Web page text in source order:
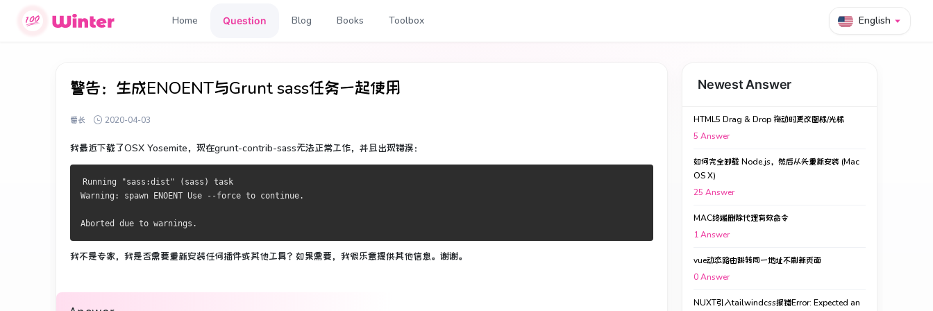
Home Question Blog Books Toolbox English
警告：生成ENOENT与Grunt sass任务一起使用
番长 2020-04-03
我最近下载了OSX Yosemite，现在grunt-contrib-sass无法正常工作，并且出现错误：
Running "sass:dist" (sass) task
Warning: spawn ENOENT Use --force to continue.
Aborted due to warnings.
我不是专家，我是否需要重新安装任何插件或其他工具？ 如果需要，我很乐意提供其他信息。 谢谢。
Newest Answer
HTML5 Drag & Drop 拖动时更改图标/光标
5 Answer
如何完全卸载 Node.js，然后从头重新安装 (Mac
OS X)
25 Answer
MAC终端删除代理有效命令
1Answer
vue动态路由跳转同一地址不刷新页面
0Answer
NUXT引入tailwindcss报错Error: Expected an